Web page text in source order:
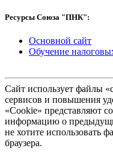
Ресурсы Союза "ПНК":
Основной сайт
Обучение
Сайт использует файлы
сервисов и повышения
«Cookie» представляют
информацию о
не хотите использовать
браузера.